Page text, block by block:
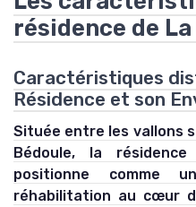
résidence de
Caractéristiques
Résidence et son
Située entre les vallons
Bédoule, la
positionne comme
réhabilitation au cœur